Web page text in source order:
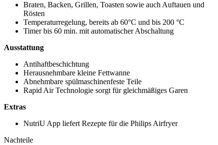
Braten, Backen, Grillen, Toasten sowie auch Auftauen und
Rösten
Temperaturregelung, bereits ab 60°C und bis 200 °C
Timer bis 60 min. mit automatischer Abschaltung
Ausstattung
Antihaftbeschichtung
Herausnehmbare kleine Fettwanne
Abnehmbare spülmaschinenfeste Teile
Rapid Air Technologie sorgt für gleichmäßiges Garen
Extras
NutriU App liefert Rezepte für die Philips Airfryer
Nachteile